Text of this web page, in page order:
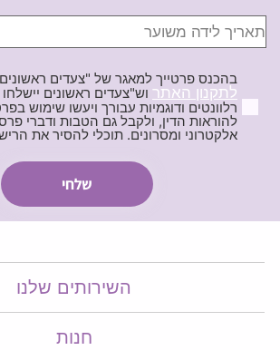
בהכנס פרטייך למאגר של "צעדים
לתקנון האתר וש"צעדים ראשונים
רלוונטים ודוגמיות עבורך ויעשו שימוש
להוראות הדין, ולקבל גם הטבות ודברי
אלקטרוני ומסרונים. תוכלי להסיר את הרישום בכל עת
השירותים שלנו
חנות